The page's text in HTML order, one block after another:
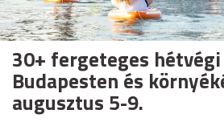
30+ fergeteges
Budapesten és
augusztus 5-9.